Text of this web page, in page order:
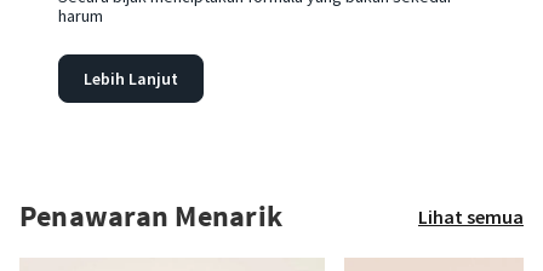
harum
Lebih Lanjut
Penawaran Menarik Lihat semua